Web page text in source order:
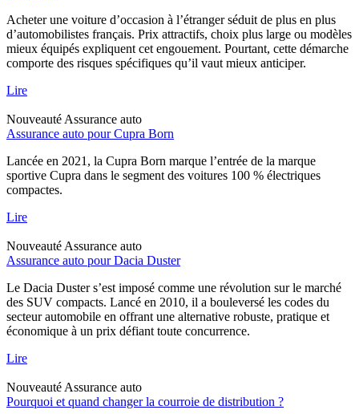
Acheter une voiture d’occasion à l’étranger séduit de plus en plus
d’automobilistes français. Prix attractifs, choix plus large ou modèles
mieux équipés expliquent cet engouement. Pourtant, cette démarche
comporte des risques spécifiques qu’il vaut mieux anticiper.
Lire
Nouveauté Assurance auto
Assurance auto pour Cupra Born
Lancée en 2021, la Cupra Born marque l’entrée de la marque
sportive Cupra dans le segment des voitures 100 % électriques
compactes.
Lire
Nouveauté Assurance auto
Assurance auto pour Dacia Duster
Le Dacia Duster s’est imposé comme une révolution sur le marché
des SUV compacts. Lancé en 2010, il a bouleversé les codes du
secteur automobile en offrant une alternative robuste, pratique et
économique à un prix défiant toute concurrence.
Lire
Nouveauté Assurance auto
Pourquoi et quand changer la courroie de distribution ?